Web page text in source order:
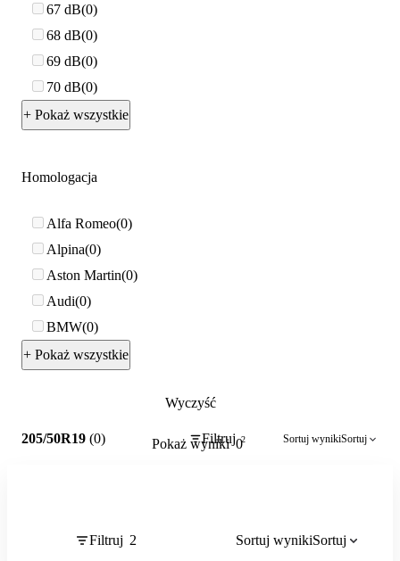
67 dB 0
68 dB 0
69 dB 0
70 dB 0
+ Pokaż wszystkie
Homologacja
Alfa Romeo 0
Alpina 0
Aston Martin 0
Audi 0
BMW 0
+ Pokaż wszystkie
Wyczyść
Pokaż wyniki 0
205/50R19 (0) Filtruj 2 Sortuj wynikiSortuj
Filtruj 2 Sortuj wynikiSortuj